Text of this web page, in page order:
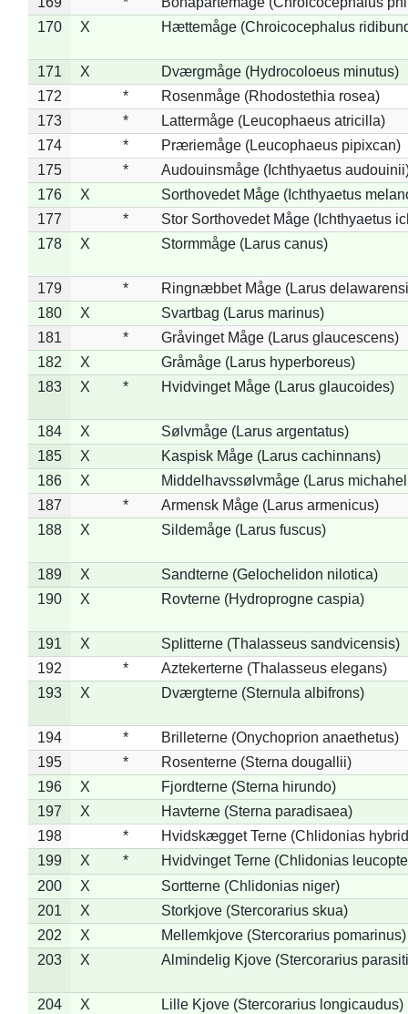
170
X Hættemåge (Chroicocephalus
171 X
Dværgmåge (Hydrocoloeus minutus)
172
*
Rosenmåge (Rhodostethia rosea)
173
*
Lattermåge (Leucophaeus atricilla)
174
*
Præriemåge (Leucophaeus pipixcan)
175
*
Audouinsmåge (Ichthyaetus
176
X
Sorthovedet Måge (Ichthyaetus
177
*
Stor Sorthovedet Måge (Ichthyaetus
178
X Stormmåge (Larus canus)
179 *
Ringnæbbet Måge (Larus
180
X
Svartbag (Larus marinus)
181
*
Gråvinget Måge (Larus glaucescens)
182
X
Gråmåge (Larus hyperboreus)
183
X * Hvidvinget Måge (Larus glaucoides)
184 X
Sølvmåge (Larus argentatus)
185
X
Kaspisk Måge (Larus cachinnans)
186
X
Middelhavssølvmåge (Larus
187
*
Armensk Måge (Larus armenicus)
188
X Sildemåge (Larus fuscus)
189 X
Sandterne (Gelochelidon nilotica)
190
X Rovterne (Hydroprogne caspia)
191 X
Splitterne (Thalasseus sandvicensis)
192
*
Aztekerterne (Thalasseus elegans)
193
X Dværgterne (Sternula albifrons)
194 *
Brilleterne (Onychoprion anaethetus)
195
*
Rosenterne (Sterna dougallii)
196
X
Fjordterne (Sterna hirundo)
197
X
Havterne (Sterna paradisaea)
198
*
Hvidskægget Terne (Chlidonias
199
X *
Hvidvinget Terne (Chlidonias
200
X
Sortterne (Chlidonias niger)
201
X
Storkjove (Stercorarius skua)
202
X
Mellemkjove (Stercorarius pomarinus)
203
X Almindelig Kjove (Stercorarius
204 X Lille Kjove (Stercorarius longicaudus)